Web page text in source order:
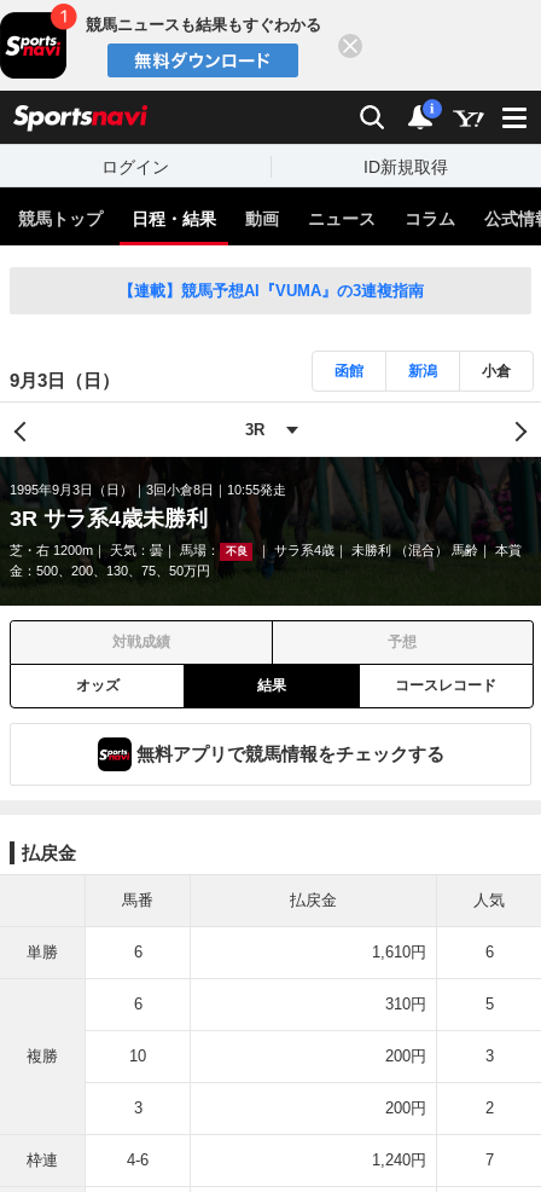
競馬ニュースも結果もすぐわかる
検索 通知
i
ログイン ID新規取得
競馬トップ 日程・結果 動画 ニュース コラム 公式情
【連載】競馬予想AI『VUMA』の3連複指南
9月3日（日） 函館 新潟 小倉
1995年9月3日（日） 3回小倉8日 10:55発走
3R サラ系4歳未勝利
芝・右 1200m 天気： 曇 馬場： 不良 サラ系4歳 未勝利 （混合） 馬齢
本賞
金：500、200、130、75、50万円
対戦成績 予想
オッズ 結果 コースレコード
無料アプリで競馬情報をチェックする
払戻金
馬番 払戻金 人気
単勝 6 1,610円 6
複勝
6 310円 5
10 200円 3
3 200円 2
枠連 4-6 1,240円 7